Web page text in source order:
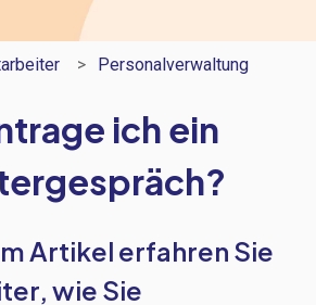
Personalverwaltung
ich ein
Artikel erfahren Sie
wie Sie